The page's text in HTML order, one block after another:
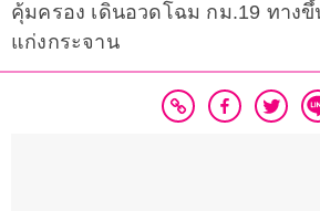
คุ้มครอง เดินอวดโฉม กม.19 ทาง
แก่งกระจาน